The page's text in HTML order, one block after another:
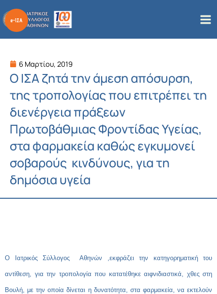
στο
περιεχόμενο
6 Μαρτίου, 2019
Ο ΙΣΑ ζητά την άμεση απόσυρση,
της τροπολογίας που επιτρέπει τη
διενέργεια πράξεων
Πρωτοβάθμιας Φροντίδας Υγείας,
στα φαρμακεία καθώς εγκυμονεί
σοβαρούς κινδύνους, για τη
δημόσια υγεία
O Ιατρικός Σύλλογος Αθηνών ,εκφράζει την κατηγορηματική του
αντίθεση, για την τροπολογία που κατατέθηκε αιφνιδιαστικά, χθες στη
Βουλή, με την οποία δίνεται η δυνατότητα, στα φαρμακεία, να εκτελούν